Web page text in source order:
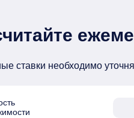
ставки необходимо